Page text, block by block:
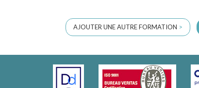
AJOUTER UNE AUTRE FORMATION >